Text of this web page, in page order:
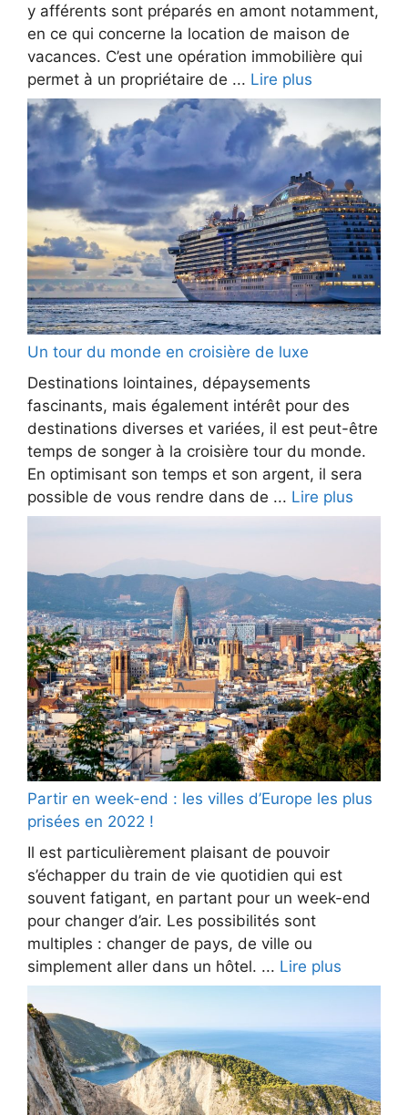
y afférents sont préparés en amont notamment,
en ce qui concerne la location de maison de
vacances. C’est une opération immobilière qui
permet à un propriétaire de ... Lire plus
Un tour du monde en croisière de luxe
Destinations lointaines, dépaysements
fascinants, mais également intérêt pour des
destinations diverses et variées, il est peut-être
temps de songer à la croisière tour du monde.
En optimisant son temps et son argent, il sera
possible de vous rendre dans de ... Lire plus
Partir en week-end : les villes d’Europe les plus
prisées en 2022 !
Il est particulièrement plaisant de pouvoir
s’échapper du train de vie quotidien qui est
souvent fatigant, en partant pour un week-end
pour changer d’air. Les possibilités sont
multiples : changer de pays, de ville ou
simplement aller dans un hôtel. ... Lire plus